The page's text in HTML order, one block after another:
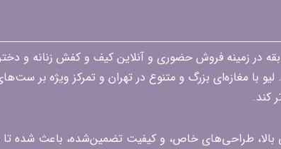
با بیش از ۶ سال سابقه در زمینه فروش حضوری و آنلاین کیف و کفش
با مغازه‌ای بزرگ و متنوع در تهران و تمرکز ویژه بر
کند.
بالا، طراحی‌های خاص، و کیفیت تضمین‌شده، باعث شده